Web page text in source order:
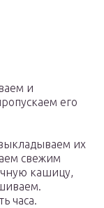
и
его
их
свежим
кашицу,
часа.